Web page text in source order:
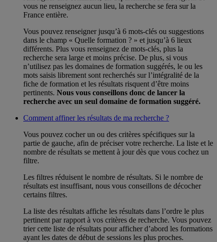
vous ne renseignez aucun lieu, la recherche se fera sur la
France entière.
Vous pouvez renseigner jusqu’à 6 mots-clés ou suggestions
dans le champ « Quelle formation ? » et jusqu’à 6 lieux
différents. Plus vous renseignez de mots-clés, plus la
recherche sera large et moins précise. De plus, si vous
n’utilisez pas les domaines de formation suggérés, le ou les
mots saisis librement sont recherchés sur l’intégralité de la
fiche de formation et les résultats risquent d’être moins
pertinents. Nous vous conseillons donc de lancer la
recherche avec un seul domaine de formation suggéré.
Comment affiner les résultats de ma recherche ?
Vous pouvez cocher un ou des critères spécifiques sur la
partie de gauche, afin de préciser votre recherche. La liste et le
nombre de résultats se mettent à jour dès que vous cochez un
filtre.
Les filtres réduisent le nombre de résultats. Si le nombre de
résultats est insuffisant, nous vous conseillons de décocher
certains filtres.
La liste des résultats affiche les résultats dans l’ordre le plus
pertinent par rapport à vos critères de recherche. Vous pouvez
trier cette liste de résultats pour afficher d’abord les formations
ayant les dates de début de sessions les plus proches.